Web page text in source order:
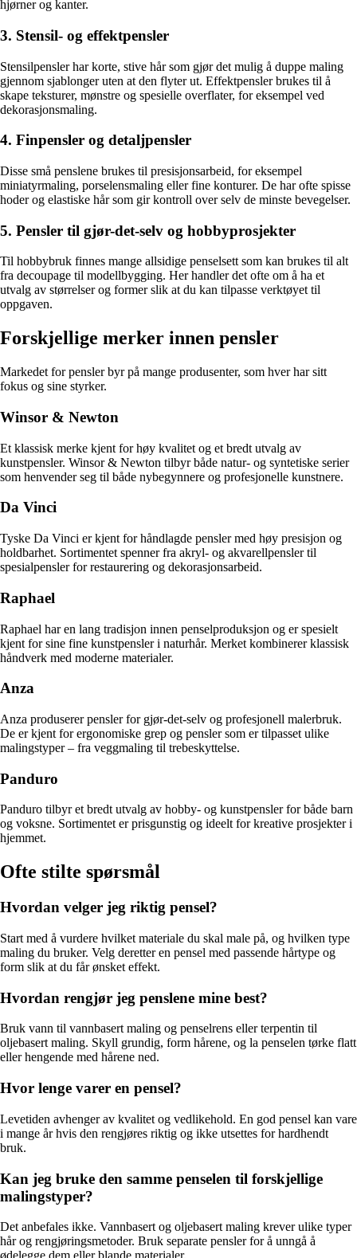
hjørner og kanter.
3. Stensil- og effektpensler
Stensilpensler har korte, stive hår som gjør det mulig å duppe maling
gjennom sjablonger uten at den flyter ut. Effektpensler brukes til å
skape teksturer, mønstre og spesielle overflater, for eksempel ved
dekorasjonsmaling.
4. Finpensler og detaljpensler
Disse små penslene brukes til presisjonsarbeid, for eksempel
miniatyrmaling, porselensmaling eller fine konturer. De har ofte spisse
hoder og elastiske hår som gir kontroll over selv de minste bevegelser.
5. Pensler til gjør-det-selv og hobbyprosjekter
Til hobbybruk finnes mange allsidige penselsett som kan brukes til alt
fra decoupage til modellbygging. Her handler det ofte om å ha et
utvalg av størrelser og former slik at du kan tilpasse verktøyet til
oppgaven.
Forskjellige merker innen pensler
Markedet for pensler byr på mange produsenter, som hver har sitt
fokus og sine styrker.
Winsor & Newton
Et klassisk merke kjent for høy kvalitet og et bredt utvalg av
kunstpensler. Winsor & Newton tilbyr både natur- og syntetiske serier
som henvender seg til både nybegynnere og profesjonelle kunstnere.
Da Vinci
Tyske Da Vinci er kjent for håndlagde pensler med høy presisjon og
holdbarhet. Sortimentet spenner fra akryl- og akvarellpensler til
spesialpensler for restaurering og dekorasjonsarbeid.
Raphael
Raphael har en lang tradisjon innen penselproduksjon og er spesielt
kjent for sine fine kunstpensler i naturhår. Merket kombinerer klassisk
håndverk med moderne materialer.
Anza
Anza produserer pensler for gjør-det-selv og profesjonell malerbruk.
De er kjent for ergonomiske grep og pensler som er tilpasset ulike
malingstyper – fra veggmaling til trebeskyttelse.
Panduro
Panduro tilbyr et bredt utvalg av hobby- og kunstpensler for både barn
og voksne. Sortimentet er prisgunstig og ideelt for kreative prosjekter i
hjemmet.
Ofte stilte spørsmål
Hvordan velger jeg riktig pensel?
Start med å vurdere hvilket materiale du skal male på, og hvilken type
maling du bruker. Velg deretter en pensel med passende hårtype og
form slik at du får ønsket effekt.
Hvordan rengjør jeg penslene mine best?
Bruk vann til vannbasert maling og penselrens eller terpentin til
oljebasert maling. Skyll grundig, form hårene, og la penselen tørke flatt
eller hengende med hårene ned.
Hvor lenge varer en pensel?
Levetiden avhenger av kvalitet og vedlikehold. En god pensel kan vare
i mange år hvis den rengjøres riktig og ikke utsettes for hardhendt
bruk.
Kan jeg bruke den samme penselen til forskjellige
malingstyper?
Det anbefales ikke. Vannbasert og oljebasert maling krever ulike typer
hår og rengjøringsmetoder. Bruk separate pensler for å unngå å